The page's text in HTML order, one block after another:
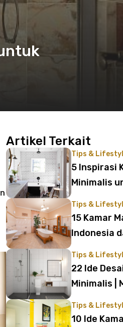
Artikel Terkait
Tips &
5 Inspirasi
Minimalis
Tips &
15 Kamar
Indonesia
Tips &
22 Ide
Minimalis |
Tips &
10 Ide